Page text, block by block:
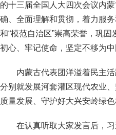
的十三届全国人大四次会议内
确、全面理解和贯彻，着力服
和“模范自治区”崇高荣誉，巩
初心、牢记使命，坚定不移为
内蒙古代表团洋溢着民主
分别就发展河套灌区现代农业
质量发展、守护好大兴安岭绿
在认真听取大家发言后，